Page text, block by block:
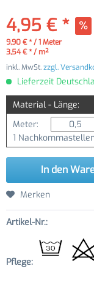
4,95 € *
9,90 € * / 1 Meter
3,54 € * / m²
inkl. MwSt.zzgl.
Lieferzeit
Material - Länge:
Meter:
1
In den
Merken
Artikel-Nr.:
Pflege: